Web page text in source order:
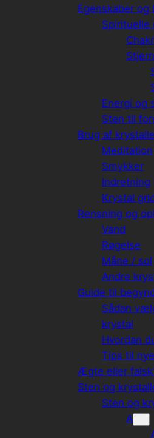
Egenskaber og
Spirituelle
Energi og
Sten til
Brug af
Meditation
Smykker
Indretning
Krystal
Rensning og
Vand
Røgelse
Måne / sol
Andre
Guide til
Sådan
krystal
Hvordan
Tips til
Ægte eller
Sten og
Sten og
A